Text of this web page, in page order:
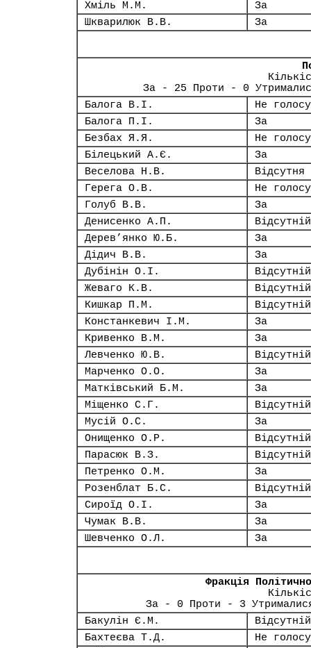
Хміль М.М.
За
Шкварилюк В.В.
За
За - 25 Проти - 0
Балога В.І.
Не
Балога П.І.
За
Безбах Я.Я.
Не
Білецький А.Є.
За
Веселова Н.В.
Відсутня
Герега О.В.
Не
Голуб В.В.
За
Денисенко А.П.
Відсутній
Дерев’янко Ю.Б.
За
Дідич В.В.
За
Дубінін О.І.
Відсутній
Жеваго К.В.
Відсутній
Кишкар П.М.
Відсутній
Констанкевич І.М.
За
Кривенко В.М.
За
Левченко Ю.В.
Відсутній
Марченко О.О.
За
Матківський Б.М.
За
Міщенко С.Г.
Відсутній
Мусій О.С.
За
Онищенко О.Р.
Відсутній
Парасюк В.З.
Відсутній
Петренко О.М.
За
Розенблат Б.С.
Відсутній
Сироїд О.І.
За
Чумак В.В.
За
Шевченко О.Л.
За
Фракція
За - 0 Проти - 3
Бакулін Є.М.
Відсутній
Бахтеєва Т.Д.
Не